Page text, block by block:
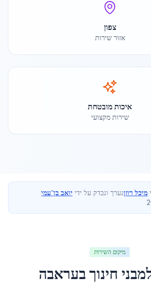
צפון
אזור שירות
איכות מובטחת
שירות מקצועי
מיכל רוזןנערך ונבדק על ידי יואב בן־עמי
מיקום השירות
חינוךבעראבה